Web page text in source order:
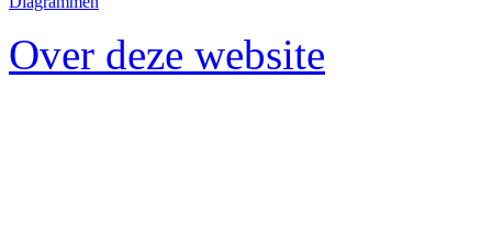
Over deze website